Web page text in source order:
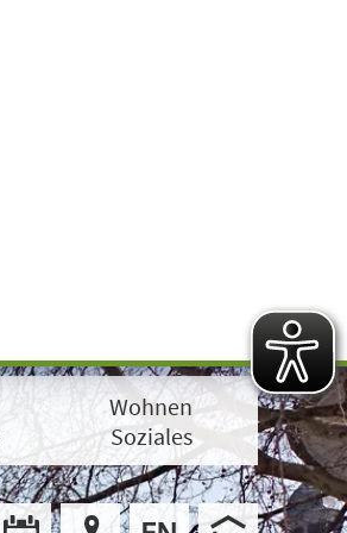
Wohnen
Soziales